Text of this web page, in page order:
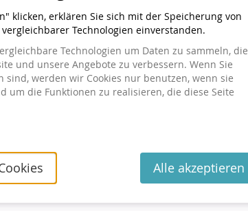
wollen, klicken Sie auf den Link in
Sie den Link nicht finden können,
anzufordern.
powered by pretix
klicken, erklären Sie sich mit der Speicherung von
Technologien einverstanden.
Technologien um Daten zu sammeln, die
und unsere Angebote zu verbessern. Wenn Sie
werden wir Cookies nur benutzen, wenn sie
um die Funktionen zu realisieren, die diese Seite
Alle akzeptieren